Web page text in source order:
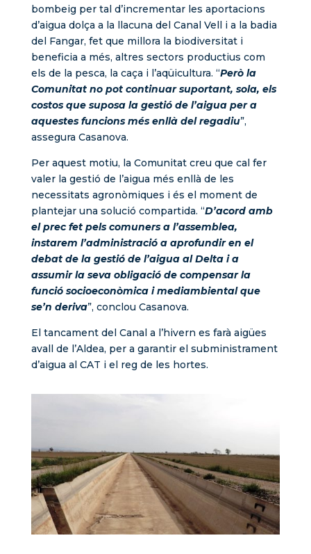
bombeig per tal d’incrementar les aportacions
d’aigua dolça a la llacuna del Canal Vell i a la badia
del Fangar, fet que millora la biodiversitat i
beneficia a més, altres sectors productius com
els de la pesca, la caça i l’aqüicultura. “Però la
Comunitat no pot continuar suportant, sola, els
costos que suposa la gestió de l’aigua per a
aquestes funcions més enllà del regadiu”,
assegura Casanova.
Per aquest motiu, la Comunitat creu que cal fer
valer la gestió de l’aigua més enllà de les
necessitats agronòmiques i és el moment de
plantejar una solució compartida. “D’acord amb
el prec fet pels comuners a l’assemblea,
instarem l’administració a aprofundir en el
debat de la gestió de l’aigua al Delta i a
assumir la seva obligació de compensar la
funció socioeconòmica i mediambiental que
se’n deriva”, conclou Casanova.
El tancament del Canal a l’hivern es farà aigües
avall de l’Aldea, per a garantir el subministrament
d’aigua al CAT i el reg de les hortes.